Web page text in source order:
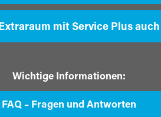
Extraraum mit Service Plus
Wichtige Informationen:
FAQ – Fragen und Antworten